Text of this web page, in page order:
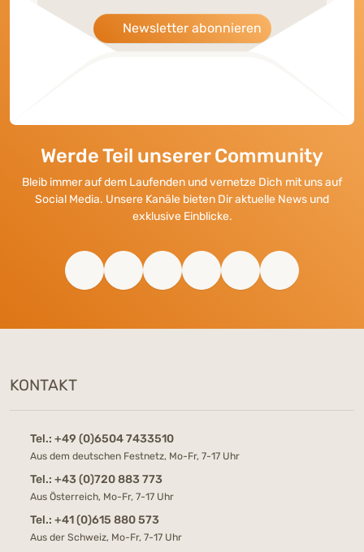
Newsletter abonnieren
Werde Teil unserer Community
Bleib immer auf dem Laufenden und vernetze Dich mit uns auf
Social Media. Unsere Kanäle bieten Dir aktuelle News und
exklusive Einblicke.
KONTAKT
Tel.: +49 (0)6504 7433510
Aus dem deutschen Festnetz, Mo-Fr, 7-17 Uhr
Tel.: +43 (0)720 883 773
Aus Österreich, Mo-Fr, 7-17 Uhr
Tel.: +41 (0)615 880 573
Aus der Schweiz, Mo-Fr, 7-17 Uhr